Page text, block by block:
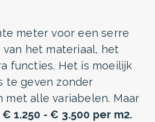
meter voor een serre
het materiaal, het
functies. Het is moeilijk
te geven zonder
met alle variabelen. Maar
€ 1.250 - € 3.500 per m2.